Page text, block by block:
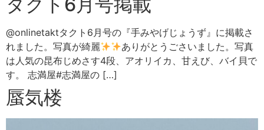
@onlinetaktタクト6月号の『手みやげじょうず』に掲載さ
れました。写真が綺麗
ありがとうごさいました。写真
は人気の昆布じめさす4段、アオリイカ、甘えび、バイ貝で
す。 志満屋#志満屋の […]
蜃気楼